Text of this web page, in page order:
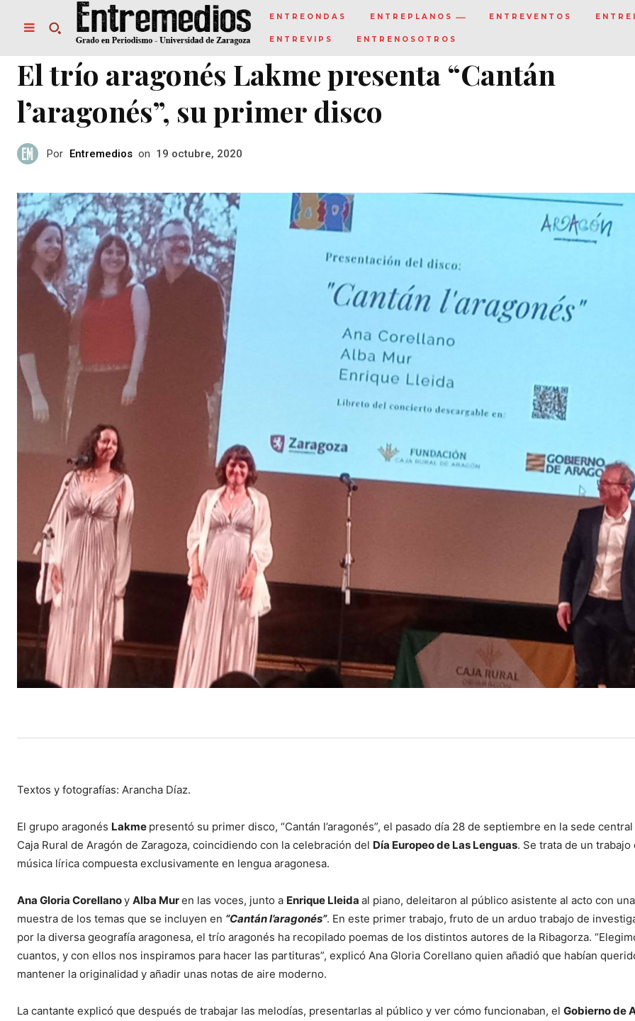
ENTREONDAS ENTREPLANOS ENTREVENTOS
ENTREVIPS ENTRENOSOTROS
El trío aragonés Lakme presenta “Cantán
l’aragonés”, su primer disco
Por Entremedios on 19 octubre, 2020
Textos y fotografías: Arancha Díaz.
El grupo aragonés Lakme presentó su primer disco, “Cantán l’aragonés”, el pasado día 28 de septiembre en la sede
Caja Rural de Aragón de Zaragoza, coincidiendo con la celebración del Día Europeo de Las Lenguas. Se trata de un trabajo
música lírica compuesta exclusivamente en lengua aragonesa.
Ana Gloria Corellanoy Alba Muren las voces, junto a Enrique Lleida al piano, deleitaron al público asistente al acto con una
muestra de los temas que se incluyen en “Cantán l’aragonés”. En este primer trabajo, fruto de un arduo trabajo de
por la diversa geografía aragonesa, el trío aragonés ha recopilado poemas de los distintos autores de la Ribagorza.
cuantos, y con ellos nos inspiramos para hacer las partituras”, explicó Ana Gloria Corellano quien añadió que habían
mantener la originalidad y añadir unas notas de aire moderno.
La cantante explicó que después de trabajar las melodías, presentarlas al público y ver cómo funcionaban, el Gobierno de